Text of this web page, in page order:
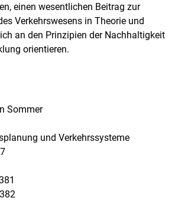
einen wesentlichen Beitrag zur
Verkehrswesens in Theorie und
an den Prinzipien der Nachhaltigkeit
orientieren.
Sommer
und Verkehrssysteme